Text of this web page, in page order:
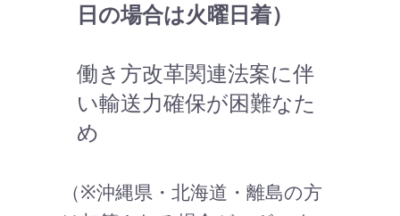
日の場合は火曜日着）
働き方改革関連法案に伴
い輸送力確保が困難なた
め
（※沖縄県・北海道・離島の方